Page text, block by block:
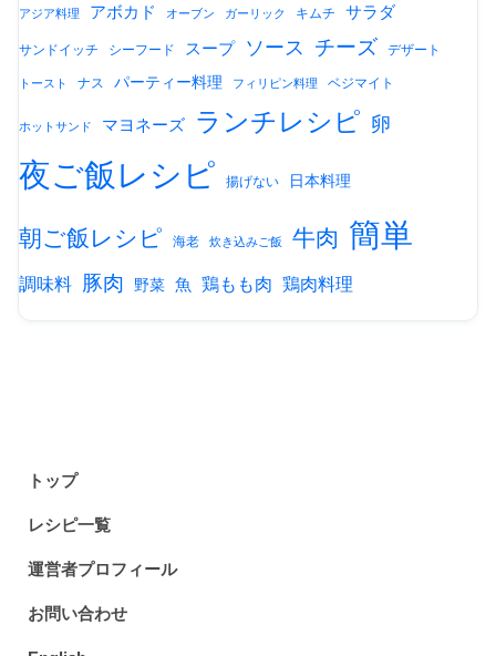
アジア料理 アボカド オーブン ガーリック キムチ サラダ
サンドイッチ シーフード スープ ソース チーズ デザート
トースト ナス パーティー料理 フィリピン料理 ベジマイト
ホットサンド マヨネーズ ランチレシピ 卵
夜ご飯レシピ 揚げない 日本料理
朝ご飯レシピ 海老 炊き込みご飯 牛肉 簡単
調味料 豚肉 野菜 魚 鶏もも肉 鶏肉料理
トップ
レシピ一覧
運営者プロフィール
お問い合わせ